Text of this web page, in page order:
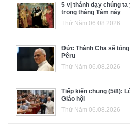
5 vị thánh dạy chúng
trong tháng Tám này
Thứ Năm 06.08.2026
Đức Thánh Cha sẽ
Pêru
Thứ Năm 06.08.2026
Tiếp kiến chung (5/8):
Giáo hội
Thứ Năm 06.08.2026